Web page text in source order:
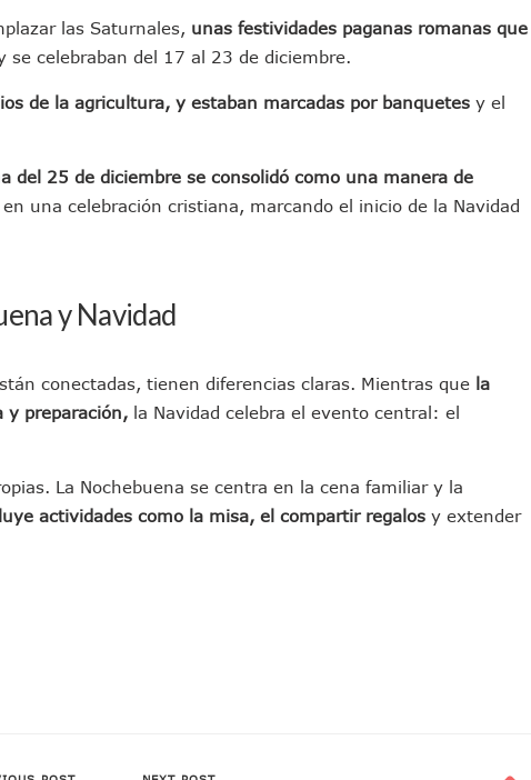
Juanito” Al Diputado Federal Bruno Blancas
Reciben A Juan Carlos Castro
Hombres Armados En Bucerías; Aseguran Armas Y “poncha Llantas”
Ixtapa Tendrán Una “Casa De Día” Renovada
Calles De Ixtapa Para Identificar Problemas De Seguridad Y Movilidad
A Mesa De Análisis Para La Conservación Del Estero El Salado
Convoy Armado Desatan Operativo En Puerto Vallarta
Retiran Concesión Y Anuncian Plan De Restauración Ambiental
Forzada, Expolicías De Nayarit Enfrentarán Proceso Penal
Es Condenado A Morir En Prisión En Estados Unidos
Atención A Familias De Personas Desaparecidas En Tapalpa
500 Exponen Queja De Vialidades A Juan Carlos Castro
Durante Función De “La Odisea” En Puerto Vallarta Se Vuelve Viral
Para Las Tradicionales Paseadas 2026 De Las Palmas
las Saturnales, unas festividades paganas romanas que
se celebraban del 17 al 23 de diciembre.
de la agricultura, y estaban marcadas por banquetes y el
del 25 de diciembre se consolidó como una manera de
una celebración cristiana, marcando el inicio de la Navidad
y Navidad
conectadas, tienen diferencias claras. Mientras que la
y preparación, la Navidad celebra el evento central: el
La Nochebuena se centra en la cena familiar y la
actividades como la misa, el compartir regalos y extender